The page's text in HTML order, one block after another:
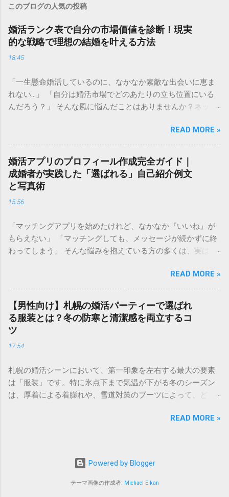
このブログの人気の投稿
婚活ランク表で自分の市場価値を診断！現実
的な戦略で理想の結婚を叶える方法
18:45
「一生懸命婚活しているのに、なかなか素敵な出会いに恵ま
れない…」 「自分は婚活市場でどのあたりの立ち位置にいる
んだろう？」 そんな風に悩んだことはありませんか？ネット
くるようで怖いと感じる方も多いかもしれません。しかし、
自分の現在の立ち位置を客観的に把握することは、決して自
分を否定することではありません。 むしろ、今の自分の「市
場価値」を正しく理解することは、最短ルートで幸せな結婚
を掴み取るための 強力な武器 になります。 この記事では、
婚活ランク表の仕組みや評価基準を詳しく解説し、自分のラ
ンクを知った上でどのように戦略を立てれば良いのか、具体
が決まる仕組み 婚活ランク表とは、年齢、年収、学歴、外
見、職業などのスペックを数値化し、婚活市場における「需
要」を可視化したものです。多くの結婚相談所やマッチング
るポイントが大きく異なるのが特徴です。 男性の評価ポイン
ト：経済力と安定感 男性の場合、最も重視されるのは**「年
収」と「職業」**です。 Sランク： 年収1000万円以上、医
師、弁護士、大手商社など Aランク： 年収700〜900万円、上
場企業勤務、公務員など Bランク： 年収400〜600万円、一般
性の評価ポイント：若さと容姿 女性の場合、婚活市場で最も
強い影響力を持つのが**「年齢」と「外見の雰囲気」**で
す。 Sランク： 20代中盤まで、モデル並みの容姿、愛嬌があ
る Aランク： 20代後半〜32歳前後、清楚で整った容姿、家事
能力 Bランク： 33歳〜30代後半、一般的な容姿、自立した仕
クを知るメリットと「高望み」の罠 自分のランクを把握する
グ率の劇的な向上」**です。 多くの人が婚活で疲弊してしま
READ MORE »
婚活アプリのプロフィール作成完全ガイド｜
成婚者が実践した「選ばれる」自己紹介例文
と写真術
15:56
「マッチングアプリを始めたけれど、なかなか『いいね』が
もらえない」 「マッチングしても、メッセージが続かずに終
わってしまう」 そんな悩みを抱えている方の多くは、実は プ
て、プロフィールはあなたの「第一印象」そのもの。どれだ
け素敵な内面を持っていても、入り口であるプロフィールで
魅力を伝えられなければ、出会いの土俵に上がることすらで
きません。 成婚退会していく人たちには、共通した「プロフ
ィールの法則」があります。それは、単に自分を良く見せる
ことではなく、**「相手に安心感を与え、未来を想像させ
る」**という視点です。 この記事では、多くの成婚者を輩出
詳細項目の3ステップで徹底解説します。 1. 【写真編】0.5秒
で心を掴む！好感度を最大化する視覚戦略 婚活アプリにおい
て、写真は最も重要な要素です。検索画面で並んだときに
は、**「清潔感」と「親しみやすさ」**の両立にあります。
のが無難です。 表情： 歯を見せた自然な笑顔がベスト。真顔
ます。 背景： 自然光の入る明るいカフェや、緑のある公園な
READ MORE »
【男性向け】札幌の婚活パーティーで選ばれ
る服装とは？冬の防寒と清潔感を両立するコ
ツ
17:54
札幌の婚活シーンにおいて、第一印象を左右する最大の要素
は「服装」です。特に氷点下まで気温が下がる冬のシーズン
は、厚着による着膨れや、雪道対策のブーツによって、どう
ゃれを諦めたくない」 「でも、薄着で震えていては会話どこ
だな」と思われるための最強のコーディネート術を解説しま
す。 1. 札幌の冬婚活で絶対に外せない「清潔感」の定義 婚活
パーティーにおいて、女性が男性の服装で最も重視するのは
READ MORE »
Powered by Blogger
テーマ画像の作成者: Michael Elkan